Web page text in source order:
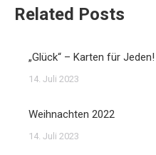
Related Posts
„Glück“ – Karten für Jeden!
14. Juli 2023
Weihnachten 2022
14. Juli 2023